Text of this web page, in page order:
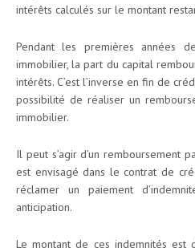
intérêts calculés sur le montant
Pendant les premières années
immobilier, la part du capital
intérêts. C’est l’inverse en fin de
possibilité de réaliser un
immobilier.
Il peut s’agir d’un remboursement
est envisagé dans le contrat de
réclamer un paiement
anticipation.
Le montant de ces indemnités est